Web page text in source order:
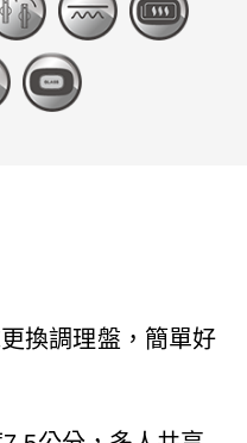
換調理盤，簡單好